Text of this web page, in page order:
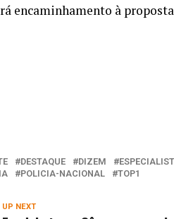
encaminhamento à
DESTAQUE DIZEM
POLICIA-NACIONAL TOP1
UP NEXT